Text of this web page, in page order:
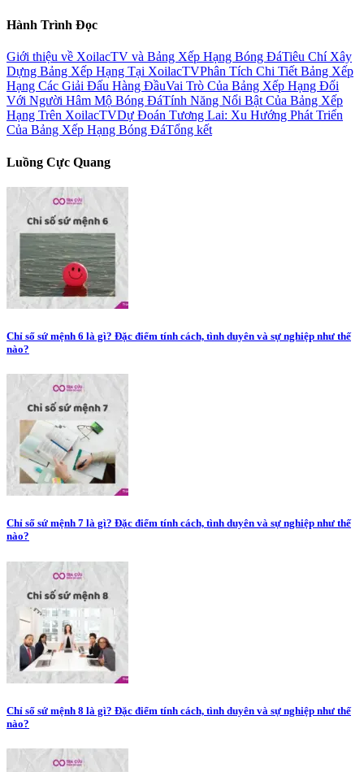
Hành Trình Đọc
Giới thiệu về XoilacTV và Bảng Xếp Hạng Bóng ĐáTiêu Chí Xây
Dựng Bảng Xếp Hạng Tại XoilacTVPhân Tích Chi Tiết Bảng Xếp
Hạng Các Giải Đấu Hàng ĐầuVai Trò Của Bảng Xếp Hạng Đối
Với Người Hâm Mộ Bóng ĐáTính Năng Nổi Bật Của Bảng Xếp
Hạng Trên XoilacTVDự Đoán Tương Lai: Xu Hướng Phát Triển
Của Bảng Xếp Hạng Bóng ĐáTổng kết
Luồng Cực Quang
Chỉ số sứ mệnh 6 là gì? Đặc điểm tính cách, tình duyên và sự nghiệp như thế
nào?
Chỉ số sứ mệnh 7 là gì? Đặc điểm tính cách, tình duyên và sự nghiệp như thế
nào?
Chỉ số sứ mệnh 8 là gì? Đặc điểm tính cách, tình duyên và sự nghiệp như thế
nào?